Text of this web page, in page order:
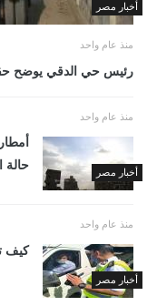
أخبار مصر
منذ عام واحد
رئيس حي الدقي يوضح
منذ عام واحد
أخبار مصر
حالة
منذ عام واحد
أخبار مصر
كيف